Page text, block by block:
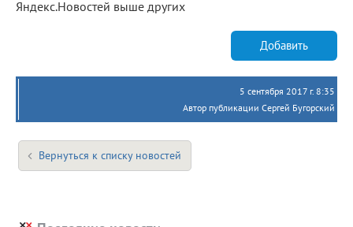
Яндекс.Новостей выше других
Добавить
5 сентября 2017 г. 8:35
Автор публикации Сергей Бугорский
Вернуться к списку новостей